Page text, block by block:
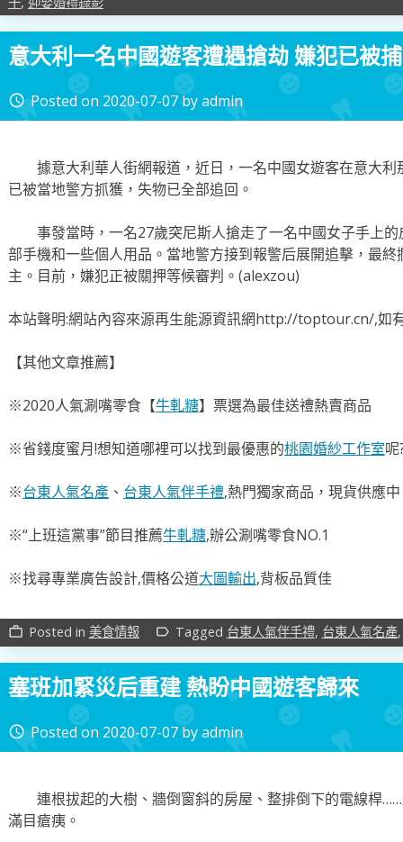
意大利一名中國遊客遭遇搶劫 嫌犯已被捕
access_time Posted on 2020-07-07 byadmin
據意大利華人街網報道，近日，一名中國女遊客在意大利
已被當地警方抓獲，失物已全部追回。
事發當時，一名27歲突尼斯人搶走了一名中國女子手上的
部手機和一些個人用品。當地警方接到報警后展開追擊，最
主。目前，嫌犯正被關押等候審判。(alexzou)
本站聲明:網站內容來源再生能源資訊網http://toptour.cn/,如
【其他文章推薦】
※2020人氣涮嘴零食【牛軋糖】票選為最佳送禮熱賣商品
※省錢度蜜月!想知道哪裡可以找到最優惠的桃園婚紗工作室呢
※台東人氣名產、 台東人氣伴手禮,熱門獨家商品，現貨供應中
※“上班這黨事”節目推薦牛軋糖,辦公涮嘴零食NO.1
※找尋專業廣告設計,價格公道大圖輸出,背板品質佳
work_outline Posted in 美食情報 label_outline Tagged 台東人氣伴手禮, 台東人氣名產
塞班加緊災后重建 熱盼中國遊客歸來
access_time Posted on 2020-07-07 byadmin
連根拔起的大樹、牆倒窗斜的房屋、整排倒下的電線桿……
滿目瘡痍。